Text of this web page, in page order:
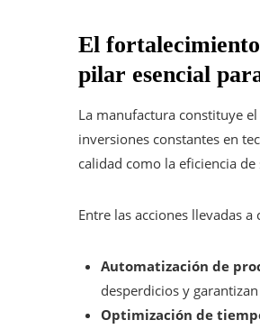
El
pilar esencial
La manufactura constituye
inversiones constantes en
calidad como la eficiencia de
Entre las acciones llevadas
Automatización de
desperdicios y
Optimización de